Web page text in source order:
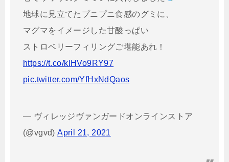
地球に見立てたプニプニ食感のグミに、
マグマをイメージした甘酸っぱい
ストロベリーフィリングご堪能あれ！
https://t.co/klHVo9RY97
pic.twitter.com/YfHxNdQaos
— ヴィレッジヴァンガードオンラインストア
(@vgvd)April 21, 2021